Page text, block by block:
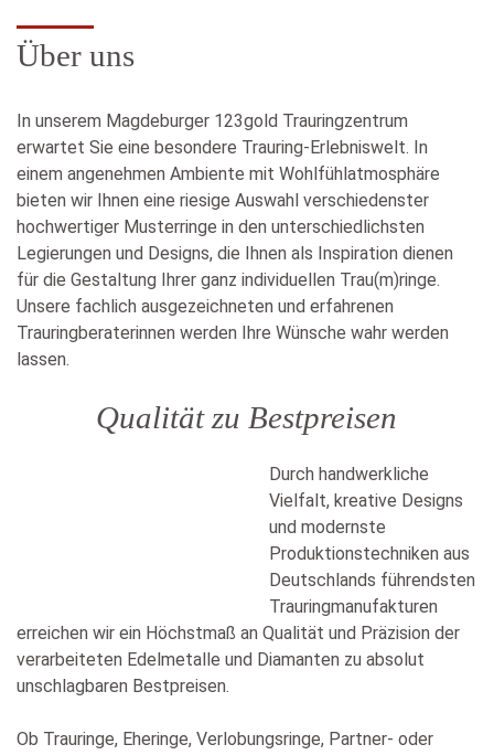
Über uns
In unserem Magdeburger 123gold Trauringzentrum
erwartet Sie eine besondere Trauring-Erlebniswelt. In
einem angenehmen Ambiente mit Wohlfühlatmosphäre
bieten wir Ihnen eine riesige Auswahl verschiedenster
hochwertiger Musterringe in den unterschiedlichsten
Legierungen und Designs, die Ihnen als Inspiration dienen
für die Gestaltung Ihrer ganz individuellen Trau(m)ringe.
Unsere fachlich ausgezeichneten und erfahrenen
Trauringberaterinnen werden Ihre Wünsche wahr werden
lassen.
Qualität zu Bestpreisen
Durch handwerkliche
Vielfalt, kreative Designs
und modernste
Produktionstechniken aus
Deutschlands führendsten
Trauringmanufakturen
erreichen wir ein Höchstmaß an Qualität und Präzision der
verarbeiteten Edelmetalle und Diamanten zu absolut
unschlagbaren Bestpreisen.
Ob Trauringe, Eheringe, Verlobungsringe, Partner- oder